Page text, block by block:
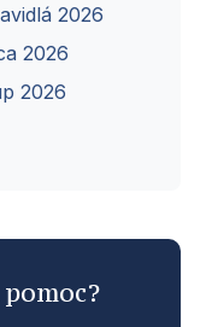
2026
2026
2026